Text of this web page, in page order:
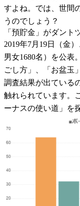
すよね。では、世間
うのでしょう？
「預貯金」がダント
2019年7月19日（金
男女1680名）を公表
ごし方」、「お盆玉
調査結果が出ている
触れられています。
ーナスの使い道」を